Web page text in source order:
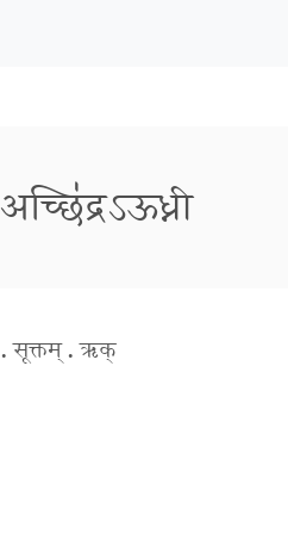
अच्छि॑द्रऽऊध्नी
. सूक्तम् . ऋक्